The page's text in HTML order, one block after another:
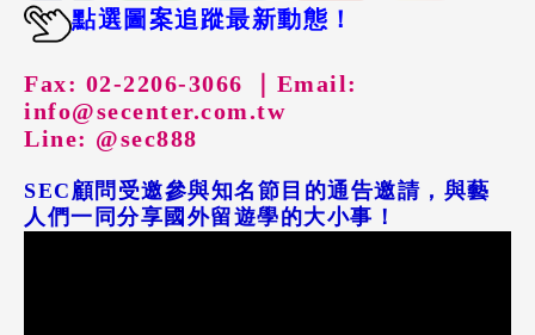
點選圖案追蹤最新動態！
Fax: 02-2206-3066 ｜ Email:
info@secenter.com.tw
Line: @sec888
SEC顧問受邀參與知名節目的通告邀請，與藝
人們一同分享國外留遊學的大小事！